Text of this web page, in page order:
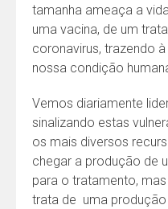
tamanha ameaça a
uma vacina, de um
coronavirus, trazendo
nossa condição
Vemos diariamente
sinalizando estas
os mais diversos
chegar a produção de
para o tratamento,
trata de uma